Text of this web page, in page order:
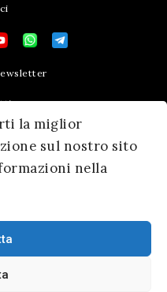
la miglior
sul nostro sito
nella